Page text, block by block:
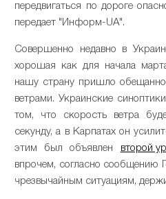
передвигаться по дороге
передает "Информ-UA".
Совершенно недавно в
хорошая как для начала
нашу страну пришло
ветрами. Украинские
том, что скорость ветра
секунду, а в Карпатах он
этим был объявлен второй
впрочем, согласно сообщению
чрезвычайным ситуациям,